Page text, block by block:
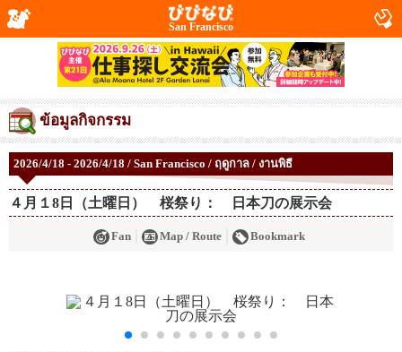
San Francisco
ข้อมูลกิจกรรม
2026/4/18 - 2026/4/18 / San Francisco / ฤดูกาล / งานพิธี
４月１8日（土曜日） 桜祭り： 日本刀の展示会
Fan Map / Route Bookmark